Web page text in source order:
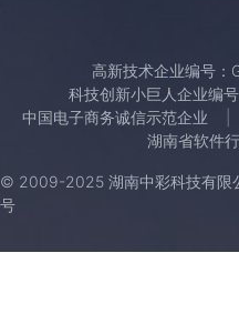
高新技术企业编号
科技创新小巨人企业编
中国电子商务诚信示范企业
湖南省软件
© 2009-2025 湖南中彩科技有限
号